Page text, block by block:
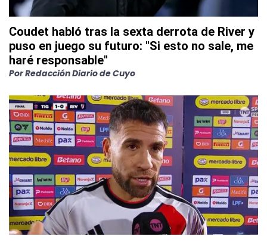
Coudet habló tras la sexta derrota de River y
puso en juego su futuro: "Si esto no sale, me
haré responsable"
PorRedacción Diario de Cuyo